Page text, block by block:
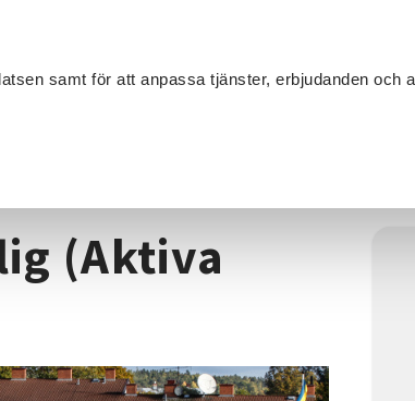
samt för att anpassa tjänster, erbjudanden och
(Aktiva